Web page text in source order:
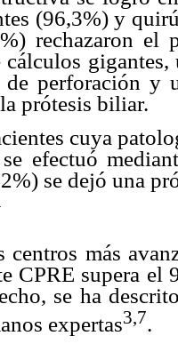
(96,3%) y
rechazaron el
cálculos
de perforación y
prótesis biliar.
cuya
efectuó
se dejó una
más
CPRE supera el
se ha
expertas3,7.